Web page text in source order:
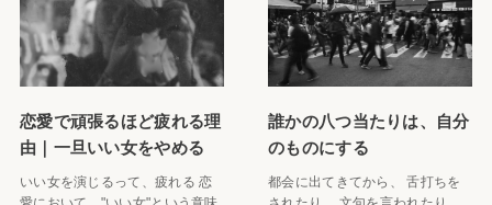
恋愛で頑張るほど疲れる理
由｜一旦いい女をやめる
いい女を演じるって、疲れる 恋
誰かの八つ当たりは、自分
のものにする
都会に出てきてから、 舌打ちを